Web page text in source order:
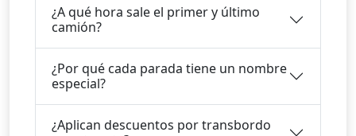
¿A qué hora sale el primer y último
camión?
¿Por qué cada parada tiene un nombre
especial?
¿Aplican descuentos por transbordo